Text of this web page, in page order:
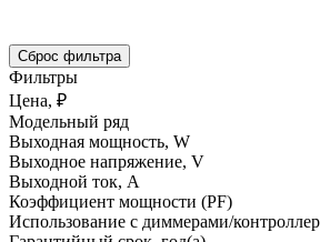
Сброс фильтра
Фильтры
Цена, ₽
Модельный ряд
Выходная мощность, W
Выходное напряжение, V
Выходной ток, A
Коэффициент мощности (PF)
Использование с диммерами/